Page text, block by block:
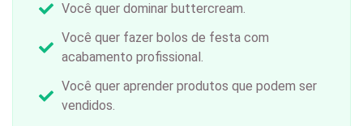
Você quer dominar buttercream.
Você quer fazer bolos de festa com
acabamento profissional.
Você quer aprender produtos que podem ser
vendidos.